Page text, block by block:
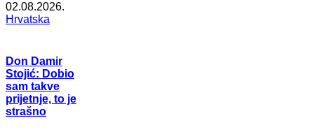
02.08.2026.
Hrvatska
Don Damir
Stojić: Dobio
sam takve
prijetnje, to je
strašno